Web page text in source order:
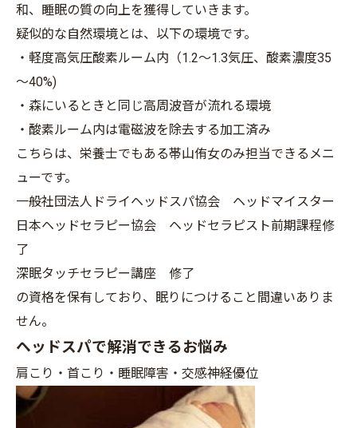
和、睡眠の質の向上を獲得していきます。
疑似的な自然環境とは、以下の環境です。
・軽度高気圧酸素ルーム内（1.2～1.3気圧、酸素濃度35
～40%)
・森にいるときと同じ高周波音が流れる環境
・酸素ルーム内は電磁波を除去する加工済み
こちらは、栄養士でもある帯山侑女のみ担当できるメニ
ューです。
一般社団法人ドライヘッドスパ協会 ヘッドマイスター
日本ヘッドセラピー協会 ヘッドセラピスト前期課程修
了
深眠タッチセラピー講座 修了
の資格を保有しており、眠りにつけること間違いありま
せん。
ヘッドスパで解消できるお悩み
肩こり・首こり・睡眠障害・交感神経優位